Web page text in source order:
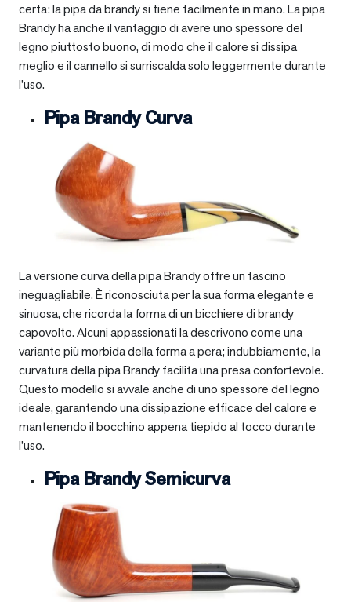
certa: la pipa da brandy si tiene facilmente in mano. La pipa
Brandy ha anche il vantaggio di avere uno spessore del
legno piuttosto buono, di modo che il calore si dissipa
meglio e il cannello si surriscalda solo leggermente durante
l’uso.
Pipa Brandy Curva
La versione curva della pipa Brandy offre un fascino
ineguagliabile. È riconosciuta per la sua forma elegante e
sinuosa, che ricorda la forma di un bicchiere di brandy
capovolto. Alcuni appassionati la descrivono come una
variante più morbida della forma a pera; indubbiamente, la
curvatura della pipa Brandy facilita una presa confortevole.
Questo modello si avvale anche di uno spessore del legno
ideale, garantendo una dissipazione efficace del calore e
mantenendo il bocchino appena tiepido al tocco durante
l’uso.
Pipa Brandy Semicurva